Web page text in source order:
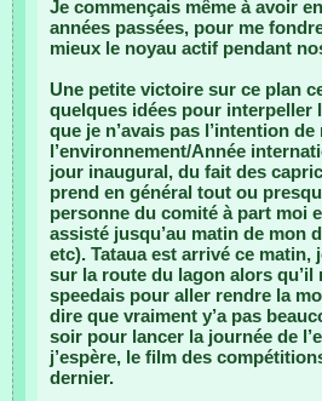
Je commençais même à avoir
années passées, pour me
mieux le noyau actif pendant
Une petite victoire sur ce plan
quelques idées pour interpeller
que je n’avais pas l’intention
l’environnement/Année
jour inaugural, du fait des
prend en général tout ou
personne du comité à part moi
assisté jusqu’au matin de mon
etc). Tataua est arrivé ce matin,
sur la route du lagon alors
speedais pour aller rendre la
dire que vraiment y’a pas
soir pour lancer la journée de
j’espère, le film des
dernier.